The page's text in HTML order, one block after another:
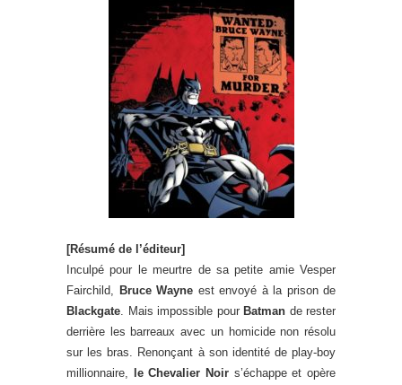
[Résumé de l’éditeur]
Inculpé pour le meurtre de sa petite amie Vesper
Fairchild, Bruce Wayne est envoyé à la prison de
Blackgate. Mais impossible pour Batman de rester
derrière les barreaux avec un homicide non résolu
sur les bras. Renonçant à son identité de play-boy
millionnaire,
le Chevalier Noir s’échappe et opère